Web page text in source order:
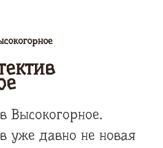
Высокогорное.
уже давно не новая